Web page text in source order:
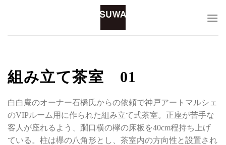
組み立て茶室 01
白白庵のオーナー石橋氏からの依頼で神戸アートマルシェ
のVIPルーム用に作られた組み立て式茶室。正座が苦手な
客人が座れるよう、躙口横の欅の床板を40cm程持ち上げ
ている。柱は欅の八角形とし、茶室内の方向性と設置され